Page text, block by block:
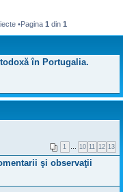
•Pagina1 din1
în Portugalia.
1 … 10 11 12 13
şi observaţii